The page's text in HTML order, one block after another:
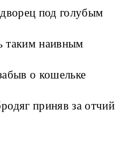
под голубым
таким наивным
о кошельке
приняв за отчий